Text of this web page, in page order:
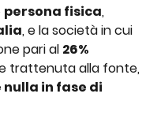
persona fisica,
, e la società in cui
pari al 26%
trattenuta alla fonte,
in fase di